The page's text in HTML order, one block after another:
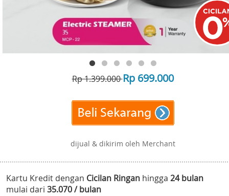
Rp 1.399.000Rp 699.000
dijual & dikirim oleh Merchant
Kartu Kredit dengan Cicilan Ringan hingga 24 bulan
mulai dari 35.070 / bulan